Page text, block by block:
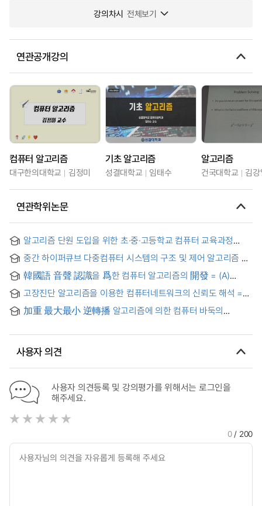
강의차시 전체보기
연관공개강의
컴퓨터 알고리즘
대구한의대학교 김정미
기초 알고리즘
성결대학교 임태수
알고리즘
건국대학교 김
연관학위논문
알고리즘 단원 도입을 위한 초·중·고등학교 컴퓨터 교육과정
개선에 관한 연구 = A Study on the Improvement of
Computer Education Curriculum for Algorithms unit in
Elementary, Middle, High School
중간 하이퍼큐브 다중컴퓨터 시스템의 구조 및 제어 알고리즘 =
(The) structure and control algorithms of median
hypercube multicomputer system
韓國語 音聲 認識을 爲한 컴퓨터 알고리즘의 開發 = (A)
Study on the Development of an Algorithm for Korean
Speech Recognition with a Computer System Simulation
고장진단 알고리즘을 이용한 컴퓨터네트워크의 신뢰도 해석 =
Reliability analysis of computer networks using fault
diagnosis algorithm
加重 最大最小 逆轉播 알고리즘에 의한 컴퓨터 바둑의
사용자 의견
사용자 의견등록 및 강의평가를 위해서는 로그인을
해주세요.
0/ 200